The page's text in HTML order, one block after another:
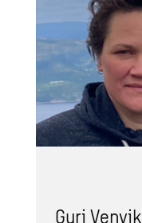
Guri Venvik